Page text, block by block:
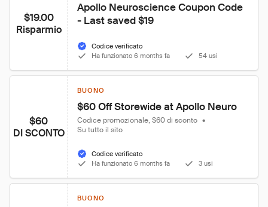
$19.00
Risparmio
Apollo Neuroscience Coupon Code
- Last saved $19
Codice verificato
Ha funzionato 6 months fa
54 usi
$60
DI SCONTO
BUONO
$60 Off Storewide at Apollo Neuro
Codice promozionale, $60 di sconto •
Su tutto il sito
Codice verificato
Ha funzionato 6 months fa
3 usi
BUONO